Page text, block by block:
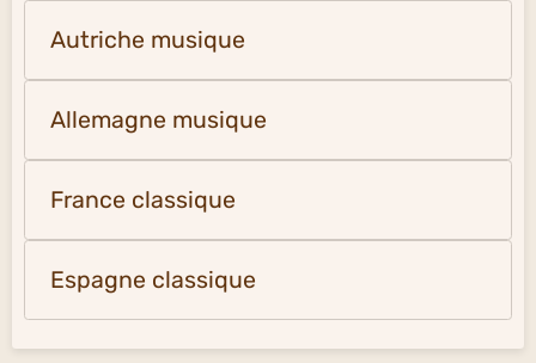
Autriche musique
Allemagne musique
France classique
Espagne classique